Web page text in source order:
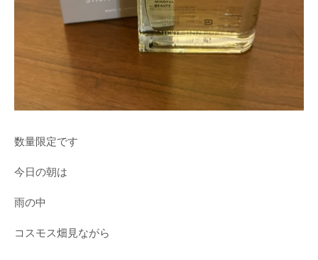
数量限定です
今日の朝は
雨の中
コスモス畑見ながら